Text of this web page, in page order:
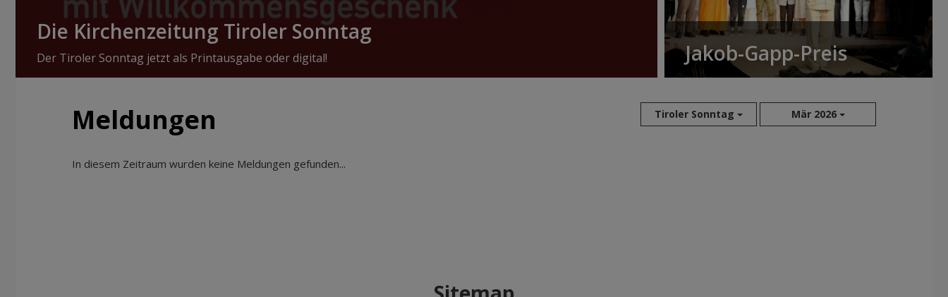
Die Kirchenzeitung Tiroler Sonntag
Der Tiroler Sonntag jetzt als Printausgabe oder digital! Jakob-Gapp-Preis
Meldungen Tiroler Sonntag Mär 2026
In diesem Zeitraum wurden keine Meldungen gefunden...